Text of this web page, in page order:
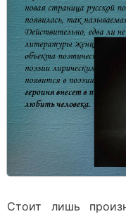
Стоит лишь